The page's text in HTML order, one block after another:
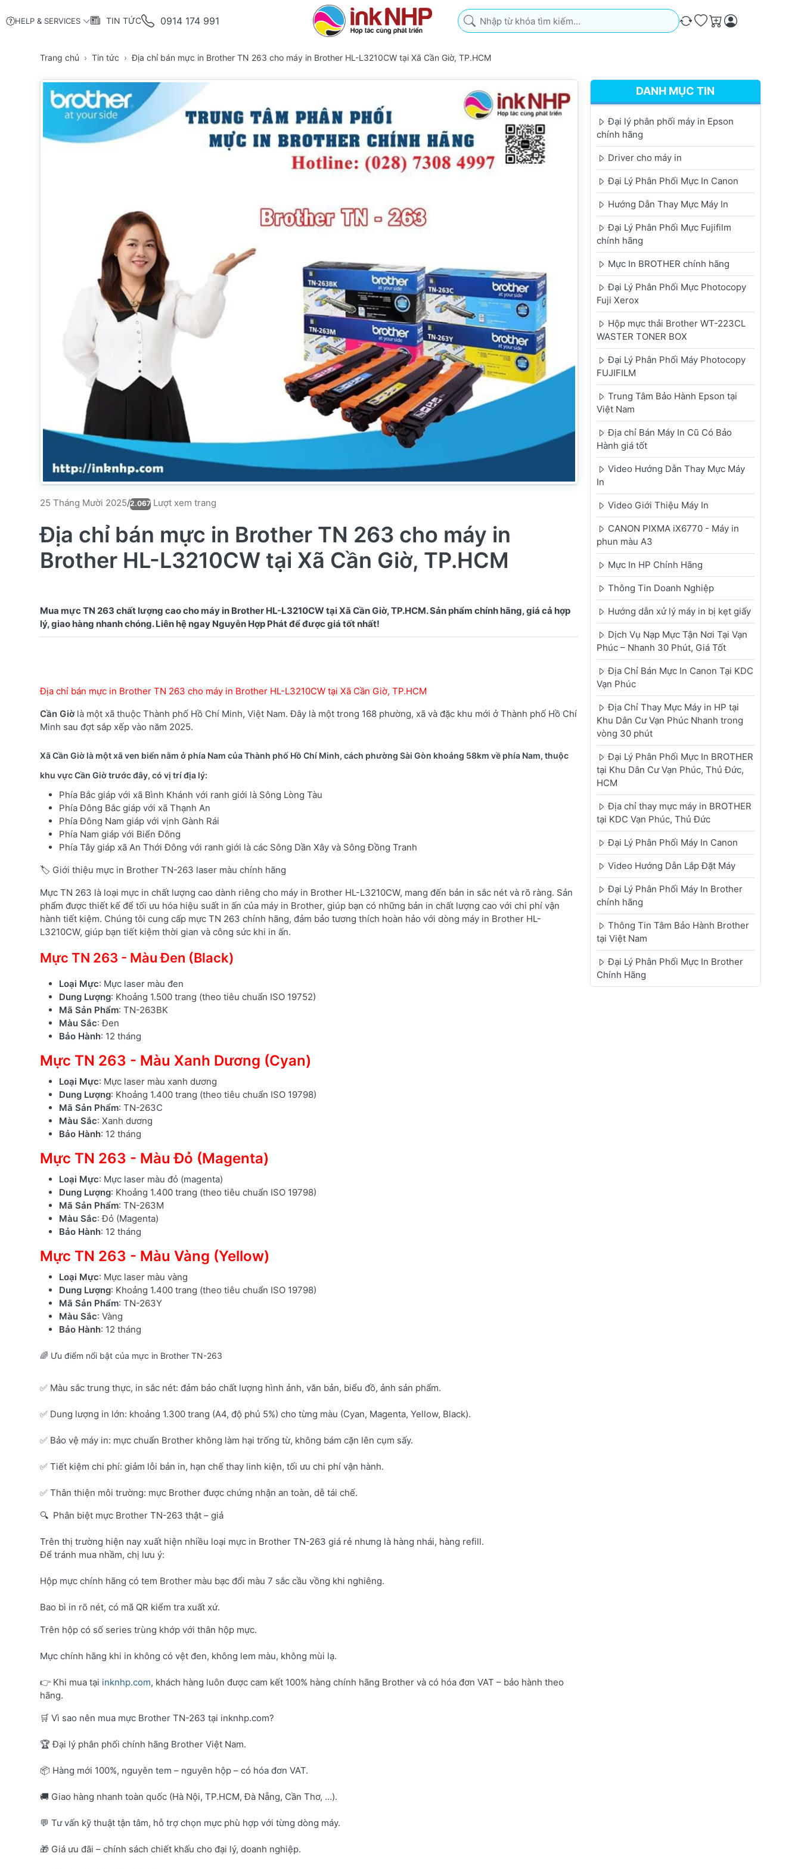
HELP & SERVICES TIN TỨC 0914 174 991
Nhập từ khóa tìm kiếm. Kết quả sẽ tự động xuất hiện khi bạn nhập. Nhấn phím
So sánh
Ưa thích
Giỏ hàng
Trang chủ Tin tức Địa chỉ bán mực in Brother TN 263 cho máy in Brother HL-L3210CW tại Xã Cần Giờ, TP.HCM
25 Tháng Mười 2025/2.067 Lượt xem trang
Địa chỉ bán mực in Brother TN 263 cho máy in
Brother HL-L3210CW tại Xã Cần Giờ, TP.HCM
Mua mực TN 263 chất lượng cao cho máy in Brother HL-L3210CW tại Xã Cần Giờ, TP.HCM. Sản phẩm chính hãng, giá cả hợp
Địa chỉ bán mực in Brother TN 263 cho máy in Brother HL-L3210CW tại Xã Cần Giờ, TP.HCM
Cần Giờlà một xã thuộc Thành phố Hồ Chí Minh, Việt Nam. Đây là một trong 168 phường, xã và đặc khu mới ở Thành phố Hồ Chí
Minh sau đợt sắp xếp vào năm 2025.
Xã Cần Giờ là một xã ven biển nằm ở phía Nam của Thành phố Hồ Chí Minh, cách phường Sài Gòn khoảng 58km về phía Nam, thuộc
khu vực Cần Giờ trước đây, có vị trí địa lý:
Phía Bắc giáp với xã Bình Khánh với ranh giới là Sông Lòng Tàu
Phía Đông Bắc giáp với xã Thạnh An
Phía Đông Nam giáp với vịnh Gành Rái
Phía Nam giáp với Biển Đông
Phía Tây giáp xã An Thới Đông với ranh giới là các Sông Dần Xây và Sông Đồng Tranh
🏷️ Giới thiệu mực in Brother TN-263 laser màu chính hãng
Mực TN 263 là loại mực in chất lượng cao dành riêng cho máy in Brother HL-L3210CW, mang đến bản in sắc nét và rõ ràng. Sản
phẩm được thiết kế để tối ưu hóa hiệu suất in ấn của máy in Brother, giúp bạn có những bản in chất lượng cao với chi phí vận
hành tiết kiệm. Chúng tôi cung cấp mực TN 263 chính hãng, đảm bảo tương thích hoàn hảo với dòng máy in Brother HL-
L3210CW, giúp bạn tiết kiệm thời gian và công sức khi in ấn.
Mực TN 263 - Màu Đen (Black)
Loại Mực: Mực laser màu đen
Dung Lượng: Khoảng 1.500 trang (theo tiêu chuẩn ISO 19752)
Mã Sản Phẩm: TN-263BK
Màu Sắc: Đen
Bảo Hành: 12 tháng
Mực TN 263 - Màu Xanh Dương (Cyan)
Loại Mực: Mực laser màu xanh dương
Dung Lượng: Khoảng 1.400 trang (theo tiêu chuẩn ISO 19798)
Mã Sản Phẩm: TN-263C
Màu Sắc: Xanh dương
Bảo Hành: 12 tháng
Mực TN 263 - Màu Đỏ (Magenta)
Loại Mực: Mực laser màu đỏ (magenta)
Dung Lượng: Khoảng 1.400 trang (theo tiêu chuẩn ISO 19798)
Mã Sản Phẩm: TN-263M
Màu Sắc: Đỏ (Magenta)
Bảo Hành: 12 tháng
Mực TN 263 - Màu Vàng (Yellow)
Loại Mực: Mực laser màu vàng
Dung Lượng: Khoảng 1.400 trang (theo tiêu chuẩn ISO 19798)
Mã Sản Phẩm: TN-263Y
Màu Sắc: Vàng
Bảo Hành: 12 tháng
🌈 Ưu điểm nổi bật của mực in Brother TN-263
✅ Màu sắc trung thực, in sắc nét: đảm bảo chất lượng hình ảnh, văn bản, biểu đồ, ảnh sản phẩm.
✅ Dung lượng in lớn: khoảng 1.300 trang (A4, độ phủ 5%) cho từng màu (Cyan, Magenta, Yellow, Black).
✅ Bảo vệ máy in: mực chuẩn Brother không làm hại trống từ, không bám cặn lên cụm sấy.
✅ Tiết kiệm chi phí: giảm lỗi bản in, hạn chế thay linh kiện, tối ưu chi phí vận hành.
✅ Thân thiện môi trường: mực Brother được chứng nhận an toàn, dễ tái chế.
🔍 Phân biệt mực Brother TN-263 thật – giả
Trên thị trường hiện nay xuất hiện nhiều loại mực in Brother TN-263 giá rẻ nhưng là hàng nhái, hàng refill.
Để tránh mua nhầm, chị lưu ý:
Hộp mực chính hãng có tem Brother màu bạc đổi màu 7 sắc cầu vồng khi nghiêng.
Bao bì in rõ nét, có mã QR kiểm tra xuất xứ.
Trên hộp có số series trùng khớp với thân hộp mực.
Mực chính hãng khi in không có vệt đen, không lem màu, không mùi lạ.
👉 Khi mua tại inknhp.com, khách hàng luôn được cam kết 100% hàng chính hãng Brother và có hóa đơn VAT – bảo hành theo
hãng.
🛒 Vì sao nên mua mực Brother TN-263 tại inknhp.com?
🏆 Đại lý phân phối chính hãng Brother Việt Nam.
📦 Hàng mới 100%, nguyên tem – nguyên hộp – có hóa đơn VAT.
🚚 Giao hàng nhanh toàn quốc (Hà Nội, TP.HCM, Đà Nẵng, Cần Thơ, …).
💬 Tư vấn kỹ thuật tận tâm, hỗ trợ chọn mực phù hợp với từng dòng máy.
🎁 Giá ưu đãi – chính sách chiết khấu cho đại lý, doanh nghiệp.
DANH MỤC TIN
Đại lý phân phối máy in Epson
chính hãng
Driver cho máy in
Đại Lý Phân Phối Mực In Canon
Hướng Dẫn Thay Mực Máy In
Đại Lý Phân Phối Mực Fujifilm
chính hãng
Mực In BROTHER chính hãng
Đại Lý Phân Phối Mực Photocopy
Fuji Xerox
Hộp mực thải Brother WT-223CL
WASTER TONER BOX
Đại Lý Phân Phối Máy Photocopy
FUJIFILM
Trung Tâm Bảo Hành Epson tại
Việt Nam
Địa chỉ Bán Máy In Cũ Có Bảo
Hành giá tốt
Video Hướng Dẫn Thay Mực Máy
In
Video Giới Thiệu Máy In
CANON PIXMA iX6770 - Máy in
phun màu A3
Mực In HP Chính Hãng
Thông Tin Doanh Nghiệp
Hướng dẫn xử lý máy in bị kẹt giấy
Dịch Vụ Nạp Mực Tận Nơi Tại Vạn
Phúc – Nhanh 30 Phút, Giá Tốt
Địa Chỉ Bán Mực In Canon Tại KDC
Vạn Phúc
Địa Chỉ Thay Mực Máy in HP tại
Khu Dân Cư Vạn Phúc Nhanh trong
vòng 30 phút
Đại Lý Phân Phối Mực In BROTHER
tại Khu Dân Cư Vạn Phúc, Thủ Đức,
HCM
Địa chỉ thay mực máy in BROTHER
tại KDC Vạn Phúc, Thủ Đức
Đại Lý Phân Phối Máy In Canon
Video Hướng Dẫn Lắp Đặt Máy
Đại Lý Phân Phối Máy In Brother
chính hãng
Thông Tin Tâm Bảo Hành Brother
tại Việt Nam
Đại Lý Phân Phối Mực In Brother
Chính Hãng